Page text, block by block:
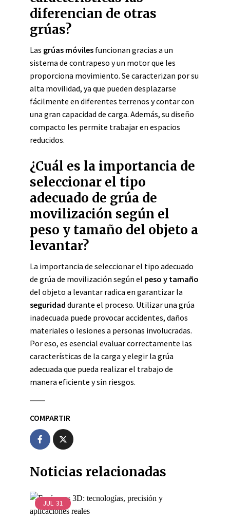
diferencian de otras
grúas?
Las grúas móviles funcionan gracias a un
sistema de contrapeso y un motor que les
proporciona movimiento. Se caracterizan por su
alta movilidad, ya que pueden desplazarse
fácilmente en diferentes terrenos y contar con
una gran capacidad de carga. Además, su diseño
compacto les permite trabajar en espacios
reducidos.
¿Cuál es la importancia de
seleccionar el tipo
adecuado de grúa de
movilización según el
peso y tamaño del objeto a
levantar?
La importancia de seleccionar el tipo adecuado
de grúa de movilización según el peso y tamaño
del objeto a levantar radica en garantizar la
seguridad durante el proceso. Utilizar una grúa
inadecuada puede provocar accidentes, daños
materiales o lesiones a personas involucradas.
Por eso, es esencial evaluar correctamente las
características de la carga y elegir la grúa
adecuada que pueda realizar el trabajo de
manera eficiente y sin riesgos.
COMPARTIR
Noticias relacionadas
JUL 31